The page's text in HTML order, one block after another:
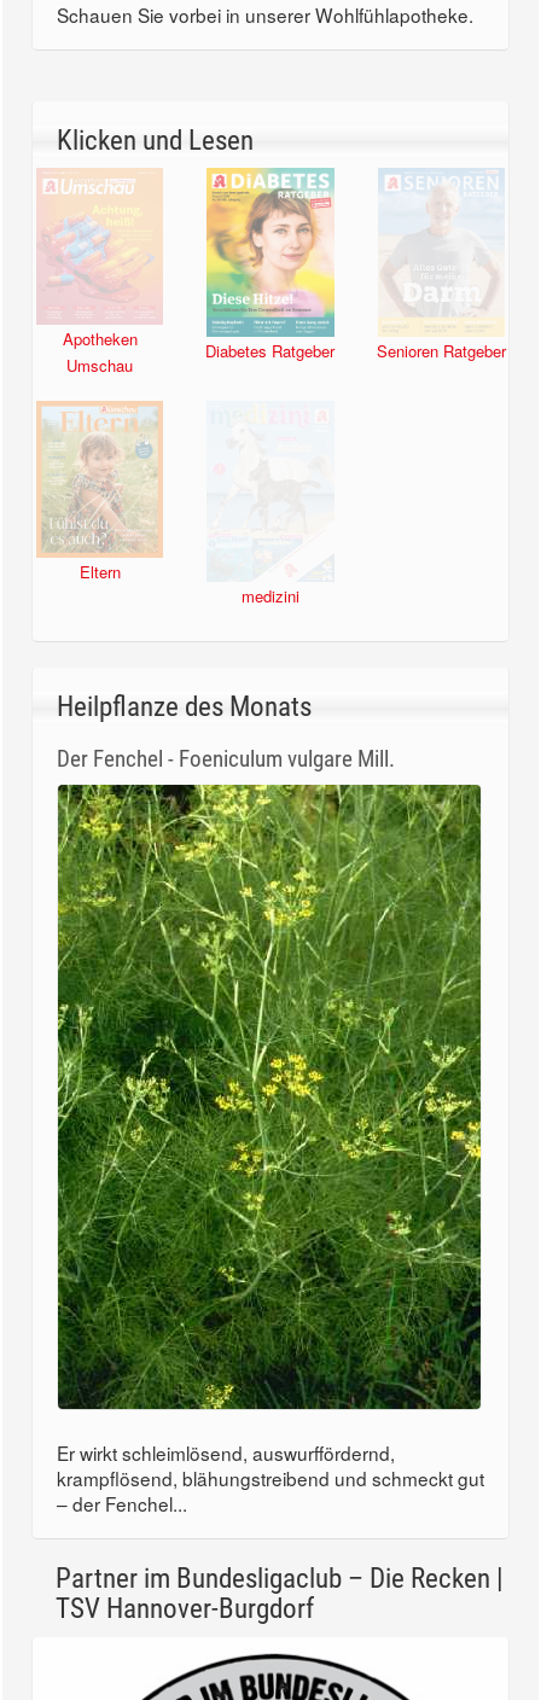
Schauen Sie vorbei in unserer Wohlfühlapotheke.
Klicken und Lesen
Apotheken
Umschau
Diabetes Ratgeber Senioren Ratgeber
Eltern
medizini
Heilpflanze des Monats
Der Fenchel - Foeniculum vulgare Mill.
Er wirkt schleimlösend, auswurffördernd,
krampflösend, blähungstreibend und schmeckt gut
– der Fenchel...
Partner im Bundesligaclub – Die Recken |
TSV Hannover-Burgdorf